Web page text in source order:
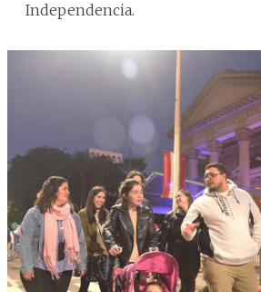
Independencia.